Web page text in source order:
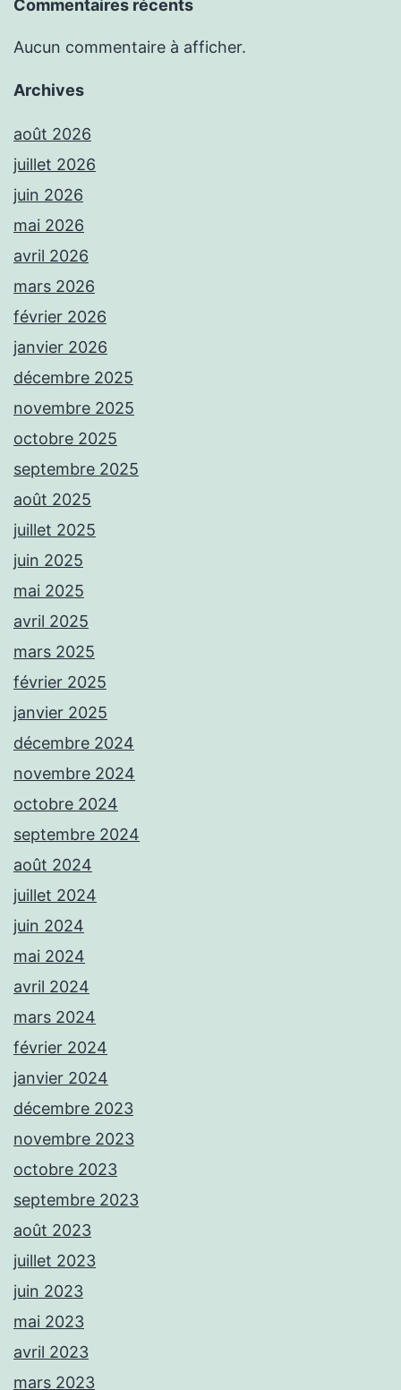
Commentaires récents
Aucun commentaire à afficher.
Archives
août 2026
juillet 2026
juin 2026
mai 2026
avril 2026
mars 2026
février 2026
janvier 2026
décembre 2025
novembre 2025
octobre 2025
septembre 2025
août 2025
juillet 2025
juin 2025
mai 2025
avril 2025
mars 2025
février 2025
janvier 2025
décembre 2024
novembre 2024
octobre 2024
septembre 2024
août 2024
juillet 2024
juin 2024
mai 2024
avril 2024
mars 2024
février 2024
janvier 2024
décembre 2023
novembre 2023
octobre 2023
septembre 2023
août 2023
juillet 2023
juin 2023
mai 2023
avril 2023
mars 2023